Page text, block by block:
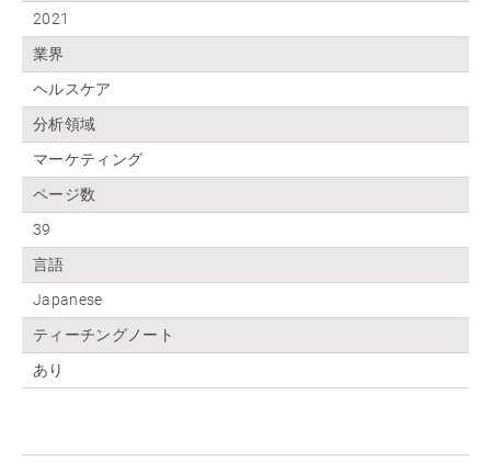
2021
業界
ヘルスケア
分析領域
マーケティング
ページ数
39
言語
Japanese
ティーチングノート
あり